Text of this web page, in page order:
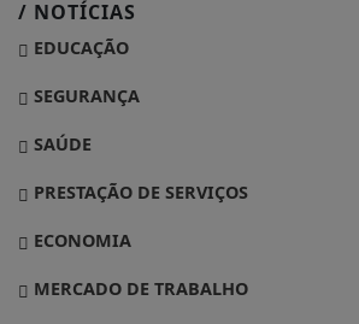
/ NOTÍCIAS
EDUCAÇÃO
SEGURANÇA
SAÚDE
PRESTAÇÃO DE SERVIÇOS
ECONOMIA
MERCADO DE TRABALHO